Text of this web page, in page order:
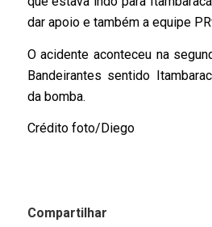
dar apoio e também a equipe
O acidente aconteceu na
Bandeirantes sentido
da bomba.
Crédito foto/Diego
Compartilhar